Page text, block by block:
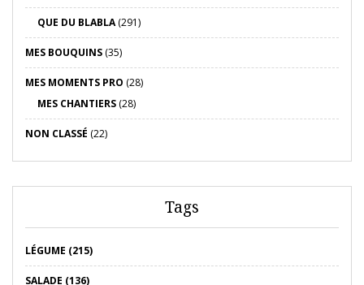
QUE DU BLABLA(291)
MES BOUQUINS (35)
MES MOMENTS PRO (28)
MES CHANTIERS (28)
NON CLASSÉ (22)
Tags
LÉGUME (215)
SALADE (136)